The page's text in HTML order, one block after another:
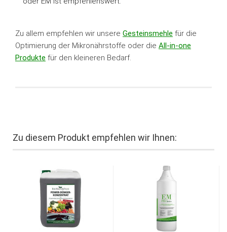
Zu allem empfehlen wir unsere Gesteinsmehle für die
Optimierung der Mikronährstoffe oder die All-in-one
Produkte für den kleineren Bedarf.
Zu diesem Produkt empfehlen wir Ihnen: